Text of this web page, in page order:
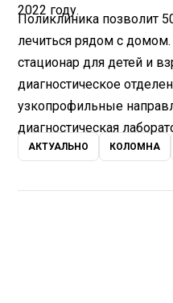
2022 году.
Поликлиника позволит
лечиться рядом с
стационар для детей и
диагностическое
узкопрофильные
диагностическая
АКТУАЛЬНО КОЛОМНА